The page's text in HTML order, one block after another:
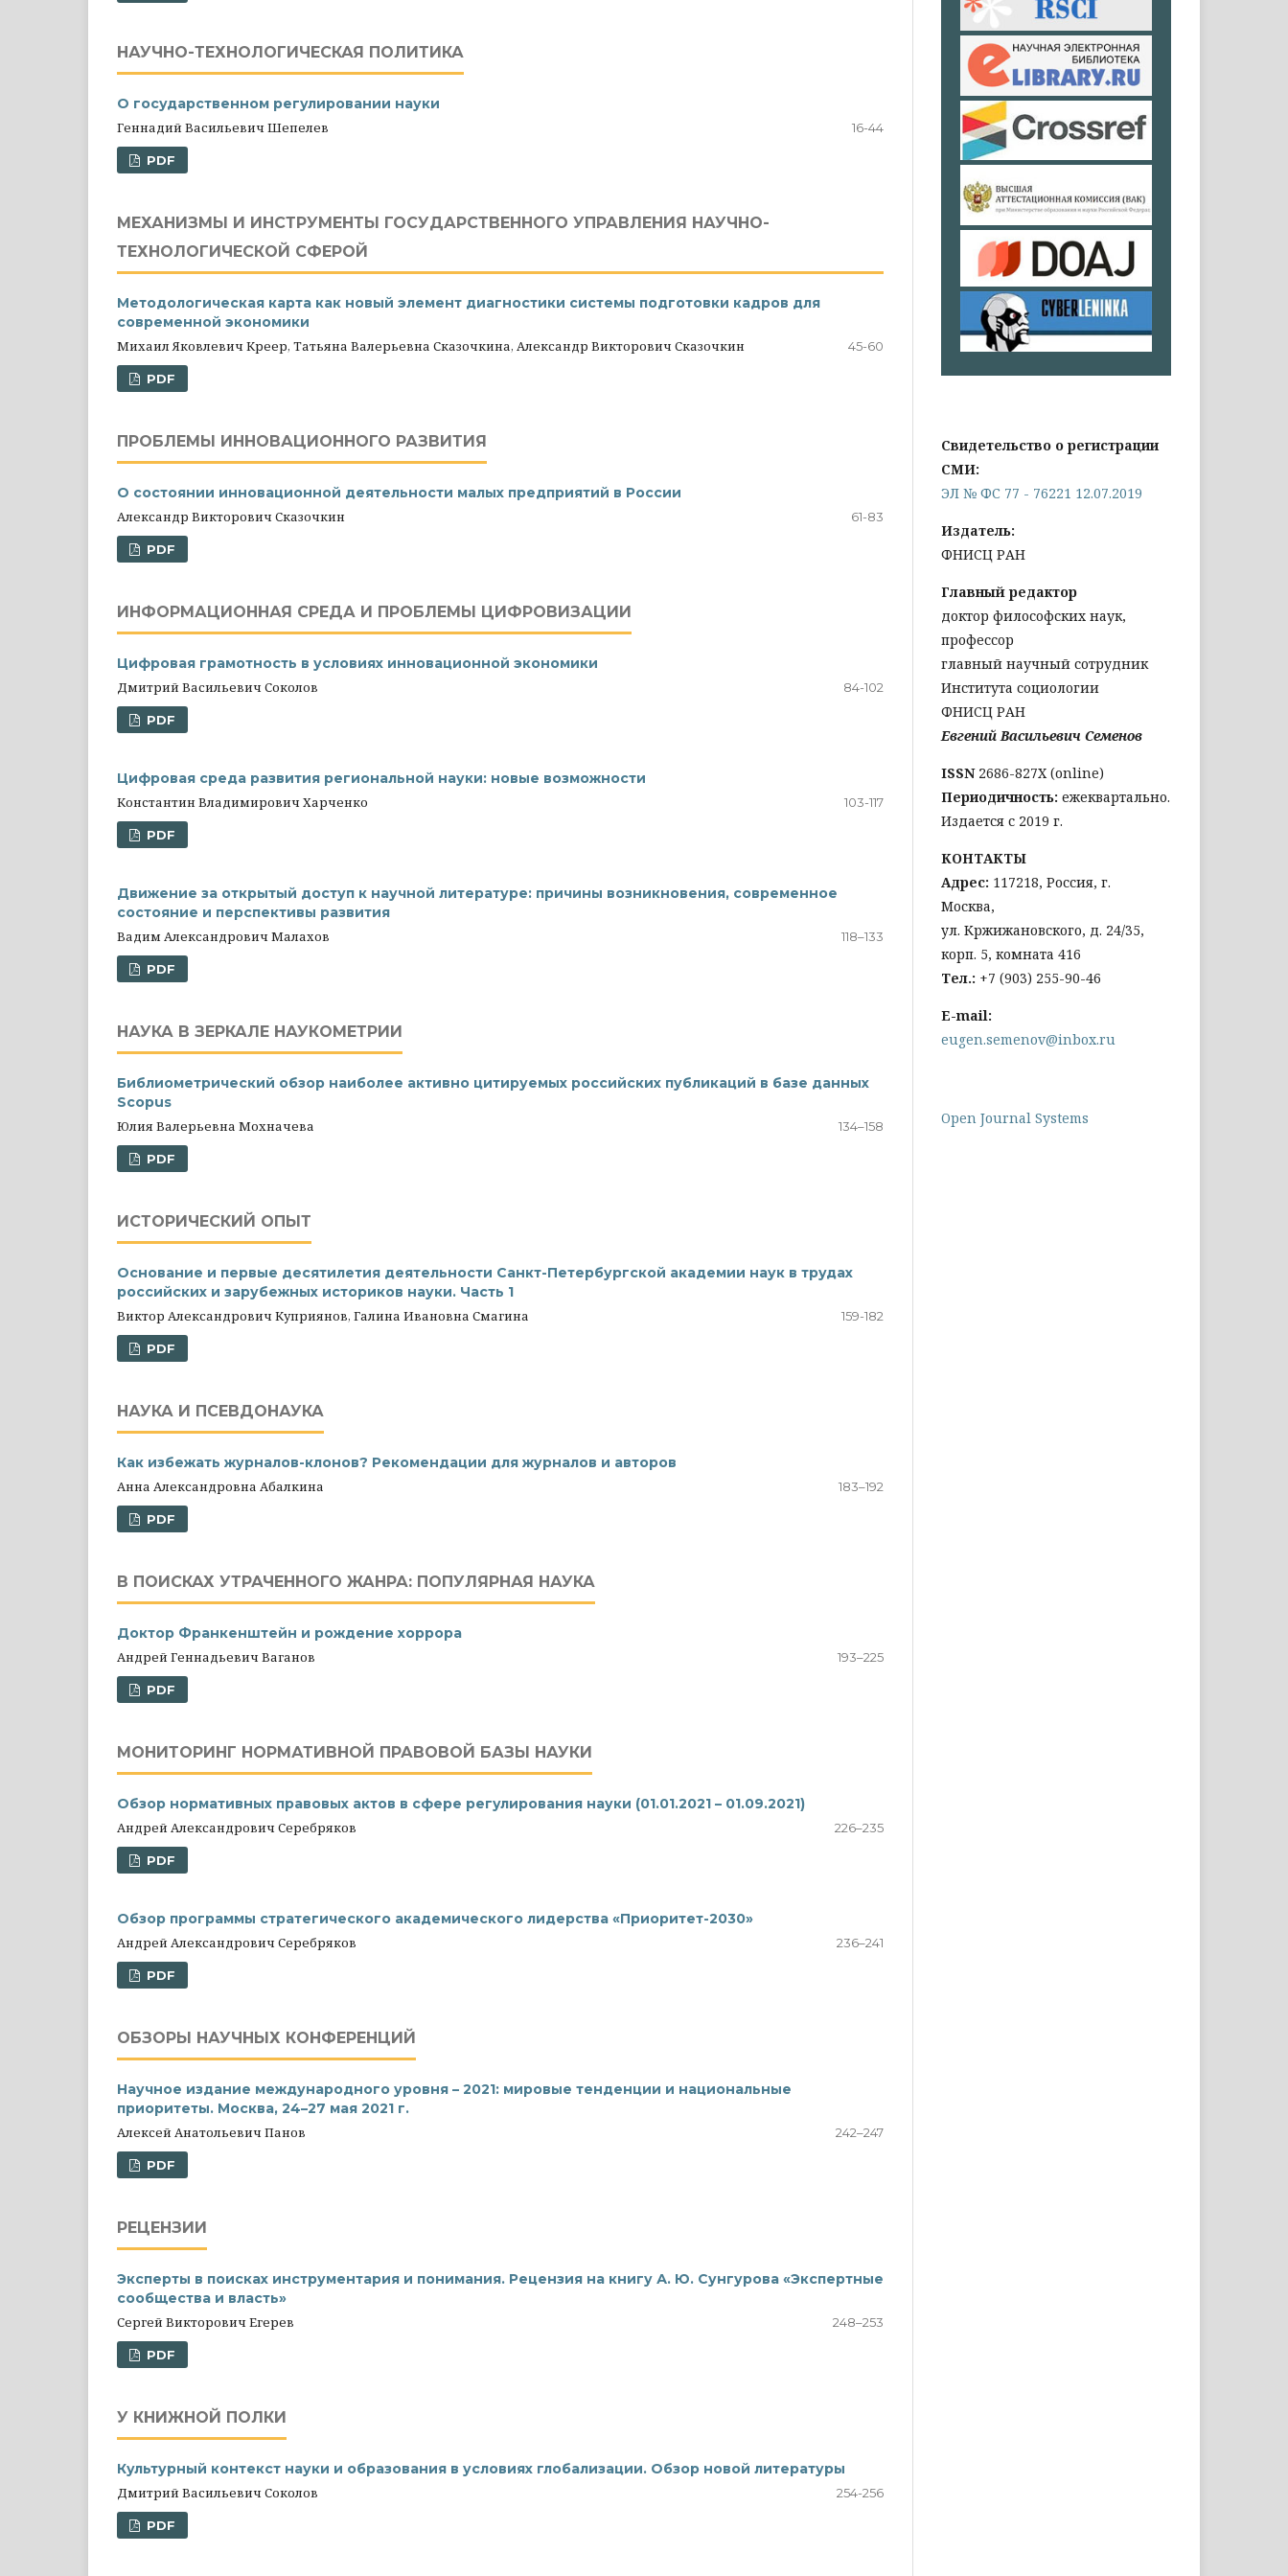
НАУЧНО-ТЕХНОЛОГИЧЕСКАЯ ПОЛИТИКА
О государственном регулировании науки
Геннадий Васильевич Шепелев
16-44
PDF
МЕХАНИЗМЫ И ИНСТРУМЕНТЫ ГОСУДАРСТВЕННОГО УПРАВЛЕНИЯ НАУЧНО-
ТЕХНОЛОГИЧЕСКОЙ СФЕРОЙ
Методологическая карта как новый элемент диагностики системы подготовки кадров для
современной экономики
Михаил Яковлевич Креер, Татьяна Валерьевна Сказочкина, Александр Викторович Сказочкин
45-60
PDF
ПРОБЛЕМЫ ИННОВАЦИОННОГО РАЗВИТИЯ
О состоянии инновационной деятельности малых предприятий в России
Александр Викторович Сказочкин
61-83
PDF
ИНФОРМАЦИОННАЯ СРЕДА И ПРОБЛЕМЫ ЦИФРОВИЗАЦИИ
Цифровая грамотность в условиях инновационной экономики
Дмитрий Васильевич Соколов
84-102
PDF
Цифровая среда развития региональной науки: новые возможности
Константин Владимирович Харченко
103-117
PDF
Движение за открытый доступ к научной литературе: причины возникновения, современное
состояние и перспективы развития
Вадим Александрович Малахов
118–133
PDF
НАУКА В ЗЕРКАЛЕ НАУКОМЕТРИИ
Библиометрический обзор наиболее активно цитируемых российских публикаций в базе данных
Scopus
Юлия Валерьевна Мохначева
134–158
PDF
ИСТОРИЧЕСКИЙ ОПЫТ
Основание и первые десятилетия деятельности Санкт-Петербургской академии наук в трудах
российских и зарубежных историков науки. Часть 1
Виктор Александрович Куприянов, Галина Ивановна Смагина
159-182
PDF
НАУКА И ПСЕВДОНАУКА
Как избежать журналов-клонов? Рекомендации для журналов и авторов
Анна Александровна Абалкина
183–192
PDF
В ПОИСКАХ УТРАЧЕННОГО ЖАНРА: ПОПУЛЯРНАЯ НАУКА
Доктор Франкенштейн и рождение хоррора
Андрей Геннадьевич Ваганов
193–225
PDF
МОНИТОРИНГ НОРМАТИВНОЙ ПРАВОВОЙ БАЗЫ НАУКИ
Обзор нормативных правовых актов в сфере регулирования науки (01.01.2021 – 01.09.2021)
Андрей Александрович Серебряков
226–235
PDF
Обзор программы стратегического академического лидерства «Приоритет-2030»
Андрей Александрович Серебряков
236–241
PDF
ОБЗОРЫ НАУЧНЫХ КОНФЕРЕНЦИЙ
Научное издание международного уровня – 2021: мировые тенденции и национальные
приоритеты. Москва, 24–27 мая 2021 г.
Алексей Анатольевич Панов
242–247
PDF
РЕЦЕНЗИИ
Эксперты в поисках инструментария и понимания. Рецензия на книгу А. Ю. Сунгурова «Экспертные
сообщества и власть»
Сергей Викторович Егерев
248–253
PDF
У КНИЖНОЙ ПОЛКИ
Культурный контекст науки и образования в условиях глобализации. Обзор новой литературы
Дмитрий Васильевич Соколов
254-256
PDF
Свидетельство о регистрации
СМИ:
ЭЛ № ФС 77 - 76221 12.07.2019
Издатель:
ФНИСЦ РАН
Главный редактор
доктор философских наук,
профессор
главный научный сотрудник
Института социологии
ФНИСЦ РАН
Евгений Васильевич Семенов
ISSN 2686-827X (online)
Периодичность: ежеквартально.
Издается с 2019 г.
КОНТАКТЫ
Адрес: 117218, Россия, г.
Москва,
ул. Кржижановского, д. 24/35,
корп. 5, комната 416
Тел.: +7 (903) 255-90-46
E-mail:
eugen.semenov@inbox.ru
Open Journal Systems